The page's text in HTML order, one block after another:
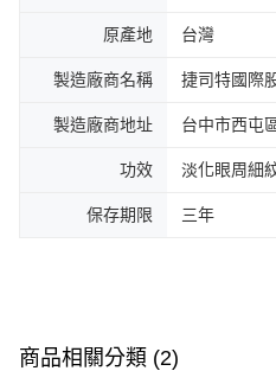
原產地 台灣
製造廠商名稱 捷司特國際
製造廠商地址 台中市西屯
功效 淡化眼周細
保存期限 三年
商品相關分類 (2)